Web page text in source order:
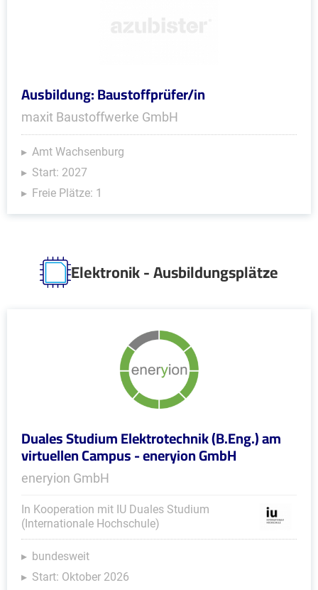
Ausbildung: Baustoffprüfer/in
maxit Baustoffwerke GmbH
Amt Wachsenburg
Start: 2027
Freie Plätze: 1
Elektronik - Ausbildungsplätze
Duales Studium Elektrotechnik (B.Eng.) am
virtuellen Campus - eneryion GmbH
eneryion GmbH
In Kooperation mit IU Duales Studium
(Internationale Hochschule)
bundesweit
Start: Oktober 2026